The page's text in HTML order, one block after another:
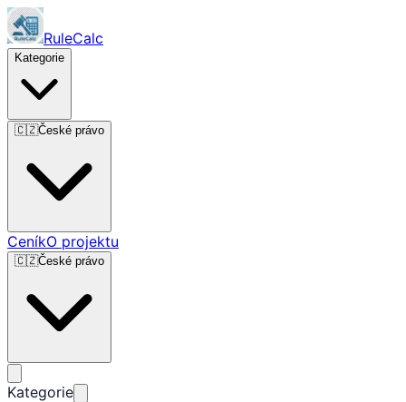
RuleCalc
Kategorie
🇨🇿České právo
CeníkO projektu
🇨🇿České právo
Kategorie